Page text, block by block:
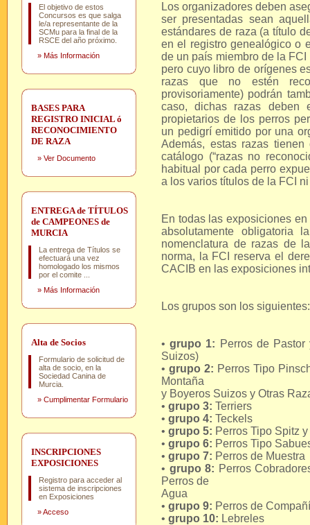
El objetivo de estos
Concursos es que salga
le/a representante de la
SCMu para la final de la
RSCE del año próximo.
» Más Información
BASES PARA
REGISTRO INICIAL ó
RECONOCIMIENTO
DE RAZA
» Ver Documento
ENTREGA de TÍTULOS
de CAMPEONES de
MURCIA
La entrega de Títulos se
efectuará una vez
homologado los mismos
por el comite ...
» Más Información
Alta de Socios
Formulario de solicitud de
alta de socio, en la
Sociedad Canina de
Murcia.
» Cumplimentar Formulario
INSCRIPCIONES
EXPOSICIONES
Registro para acceder al
sistema de inscripciones
en Exposiciones
»Acceso
Los organizadores deben
ser presentadas sean
estándares de raza (a título
en el registro genealógico o
de un país miembro de la
pero cuyo libro de orígenes
razas que no estén
provisoriamente) podrán
caso, dichas razas deben
propietarios de los perros
un pedigrí emitido por una
Además, estas razas
catálogo (“razas no
habitual por cada perro
a los varios títulos de la FCI
En todas las exposiciones
absolutamente obligatoria
nomenclatura de razas de
norma, la FCI reserva el
CACIB en las exposiciones
Los grupos son los siguientes:
•grupo 1: Perros de
Suizos)
•grupo 2: Perros Tipo
Montaña
y Boyeros Suizos y Otras
• grupo 3: Terriers
• grupo 4: Teckels
• grupo 5: Perros Tipo Spitz
• grupo 6: Perros Tipo
• grupo 7: Perros de Muestra
• grupo 8: Perros
Perros de
Agua
• grupo 9: Perros de
• grupo 10: Lebreles